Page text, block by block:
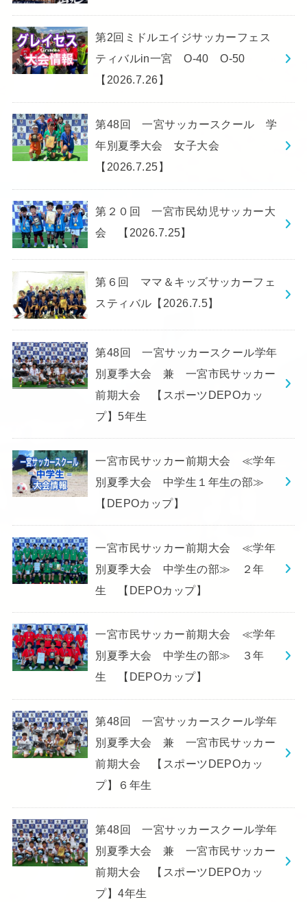
第2回ミドルエイジサッカーフェス
ティバルin一宮 O-40 O-50
【2026.7.26】
第48回 一宮サッカースクール 学
年別夏季大会 女子大会
【2026.7.25】
第２０回 一宮市民幼児サッカー大
会 【2026.7.25】
第６回 ママ＆キッズサッカーフェ
スティバル【2026.7.5】
第48回 一宮サッカースクール学年
別夏季大会 兼 一宮市民サッカー
前期大会 【スポーツDEPOカッ
プ】5年生
一宮市民サッカー前期大会 ≪学年
別夏季大会 中学生１年生の部≫
【DEPOカップ】
一宮市民サッカー前期大会 ≪学年
別夏季大会 中学生の部≫ ２年
生 【DEPOカップ】
一宮市民サッカー前期大会 ≪学年
別夏季大会 中学生の部≫ ３年
生 【DEPOカップ】
第48回 一宮サッカースクール学年
別夏季大会 兼 一宮市民サッカー
前期大会 【スポーツDEPOカッ
プ】６年生
第48回 一宮サッカースクール学年
別夏季大会 兼 一宮市民サッカー
前期大会 【スポーツDEPOカッ
プ】4年生